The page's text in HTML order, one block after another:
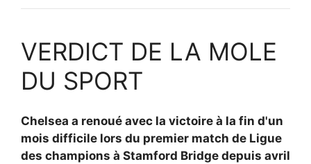
VERDICT DE LA MOLE
DU SPORT
Chelsea a renoué avec la victoire à la fin d'un
mois difficile lors du premier match de Ligue
des champions à Stamford Bridge depuis avril